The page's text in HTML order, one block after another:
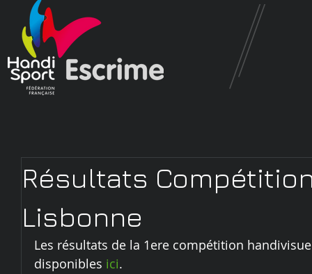
Résultats
Lisbonne
Les résultats de la 1ere compétition
disponibles ici.